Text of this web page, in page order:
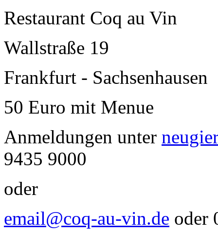
Restaurant Coq au Vin
Wallstraße 19
Frankfurt - Sachsenhausen
50 Euro mit Menue
Anmeldungen unter
9435 9000
oder
email@coq-au-vin.de oder